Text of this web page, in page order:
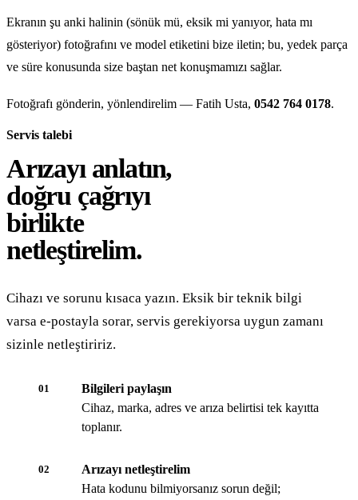
Ekranın şu anki halinin (sönük mü, eksik mi yanıyor, hata mı
gösteriyor) fotoğrafını ve model etiketini bize iletin; bu, yedek parça
ve süre konusunda size baştan net konuşmamızı sağlar.
Fotoğrafı gönderin, yönlendirelim — Fatih Usta, 0542 764 0178.
Servis talebi
Arızayı anlatın,
doğru çağrıyı
birlikte
netleştirelim.
Cihazı ve sorunu kısaca yazın. Eksik bir teknik bilgi
varsa e-postayla sorar, servis gerekiyorsa uygun zamanı
sizinle netleştiririz.
01
Bilgileri paylaşın
Cihaz, marka, adres ve arıza belirtisi tek kayıtta
toplanır.
02
Arızayı netleştirelim
Hata kodunu bilmiyorsanız sorun değil;